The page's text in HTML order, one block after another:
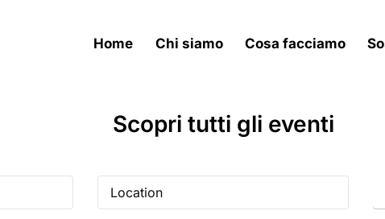
Home Chi siamo Cosa facciamo
Scopri tutti gli eventi